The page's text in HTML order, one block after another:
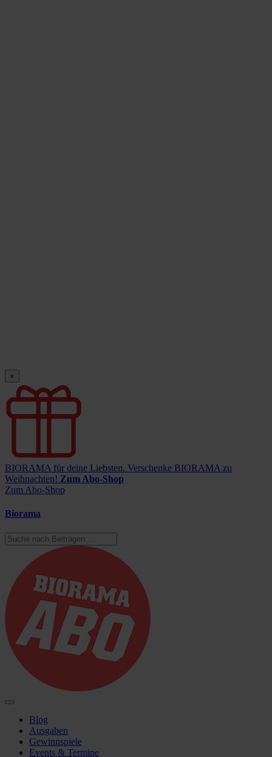
×
BIORAMA für deine Liebsten. Verschenke BIORAMA zu
Weihnachten! Zum Abo-Shop
Zum Abo-Shop
Biorama
Blog
Ausgaben
Gewinnspiele
Events & Termine